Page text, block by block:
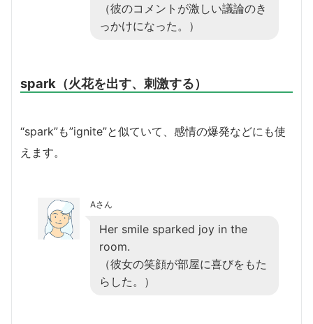
（彼のコメントが激しい議論のき
っかけになった。）
spark（火花を出す、刺激する）
“spark”も”ignite”と似ていて、感情の爆発などにも使
えます。
Aさん
Her smile sparked joy in the
room.
（彼女の笑顔が部屋に喜びをもた
らした。）